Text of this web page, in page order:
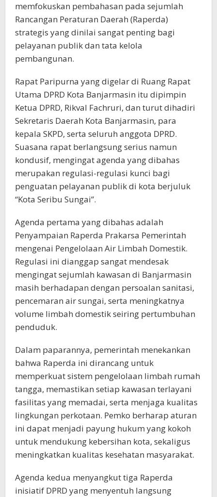
memfokuskan pembahasan pada sejumlah
Rancangan Peraturan Daerah (Raperda)
strategis yang dinilai sangat penting bagi
pelayanan publik dan tata kelola
pembangunan.
Rapat Paripurna yang digelar di Ruang Rapat
Utama DPRD Kota Banjarmasin itu dipimpin
Ketua DPRD, Rikval Fachruri, dan turut dihadiri
Sekretaris Daerah Kota Banjarmasin, para
kepala SKPD, serta seluruh anggota DPRD.
Suasana rapat berlangsung serius namun
kondusif, mengingat agenda yang dibahas
merupakan regulasi-regulasi kunci bagi
penguatan pelayanan publik di kota berjuluk
“Kota Seribu Sungai”.
Agenda pertama yang dibahas adalah
Penyampaian Raperda Prakarsa Pemerintah
mengenai Pengelolaan Air Limbah Domestik.
Regulasi ini dianggap sangat mendesak
mengingat sejumlah kawasan di Banjarmasin
masih berhadapan dengan persoalan sanitasi,
pencemaran air sungai, serta meningkatnya
volume limbah domestik seiring pertumbuhan
penduduk.
Dalam paparannya, pemerintah menekankan
bahwa Raperda ini dirancang untuk
memperkuat sistem pengelolaan limbah rumah
tangga, memastikan setiap kawasan terlayani
fasilitas yang memadai, serta menjaga kualitas
lingkungan perkotaan. Pemko berharap aturan
ini dapat menjadi payung hukum yang kokoh
untuk mendukung kebersihan kota, sekaligus
meningkatkan kualitas kesehatan masyarakat.
Agenda kedua menyangkut tiga Raperda
inisiatif DPRD yang menyentuh langsung